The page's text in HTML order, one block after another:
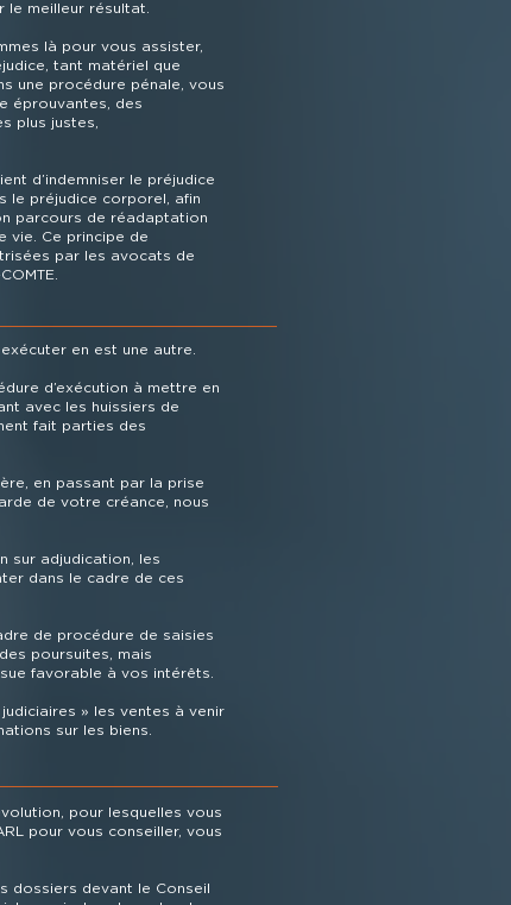
le meilleur résultat.
là pour vous assister,
tant matériel que
une procédure pénale, vous
éprouvantes, des
plus justes,
d’indemniser le préjudice
le préjudice corporel, afin
parcours de réadaptation
vie. Ce principe de
par les avocats de
en est une autre.
d’exécution à mettre en
avec les huissiers de
fait parties des
en passant par la prise
de votre créance, nous
sur adjudication, les
dans le cadre de ces
de procédure de saisies
poursuites, mais
favorable à vos intérêts.
» les ventes à venir
sur les biens.
pour lesquelles vous
pour vous conseiller, vous
dossiers devant le Conseil